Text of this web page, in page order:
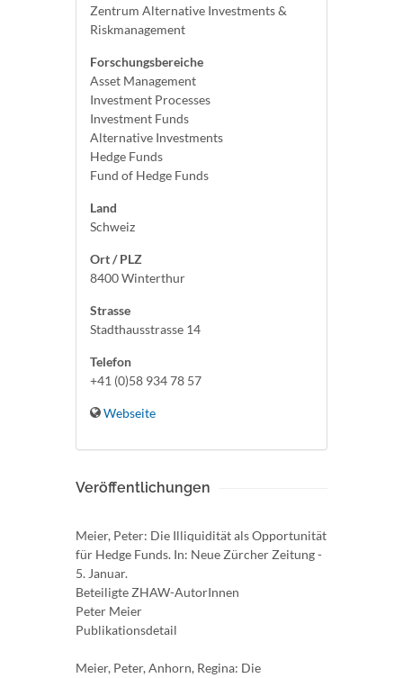
Zentrum Alternative Investments &
Riskmanagement
Forschungsbereiche
Asset Management
Investment Processes
Investment Funds
Alternative Investments
Hedge Funds
Fund of Hedge Funds
Land
Schweiz
Ort / PLZ
8400 Winterthur
Strasse
Stadthausstrasse 14
Telefon
+41 (0)58 934 78 57
Webseite
Veröffentlichungen
Meier, Peter: Die Illiquidität als Opportunität
für Hedge Funds. In: Neue Zürcher Zeitung -
5. Januar.
Beteiligte ZHAW-AutorInnen
Peter Meier
Publikationsdetail
Meier, Peter, Anhorn, Regina: Die